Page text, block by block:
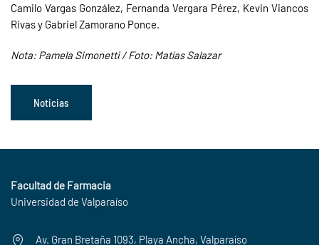
Camilo Vargas González, Fernanda Vergara Pérez, Kevin Viancos
Rivas y Gabriel Zamorano Ponce.
Nota: Pamela Simonetti / Foto: Matías Salazar
Noticias
Facultad de Farmacia
Universidad de Valparaíso
Av. Gran Bretaña 1093, Playa Ancha, Valparaíso